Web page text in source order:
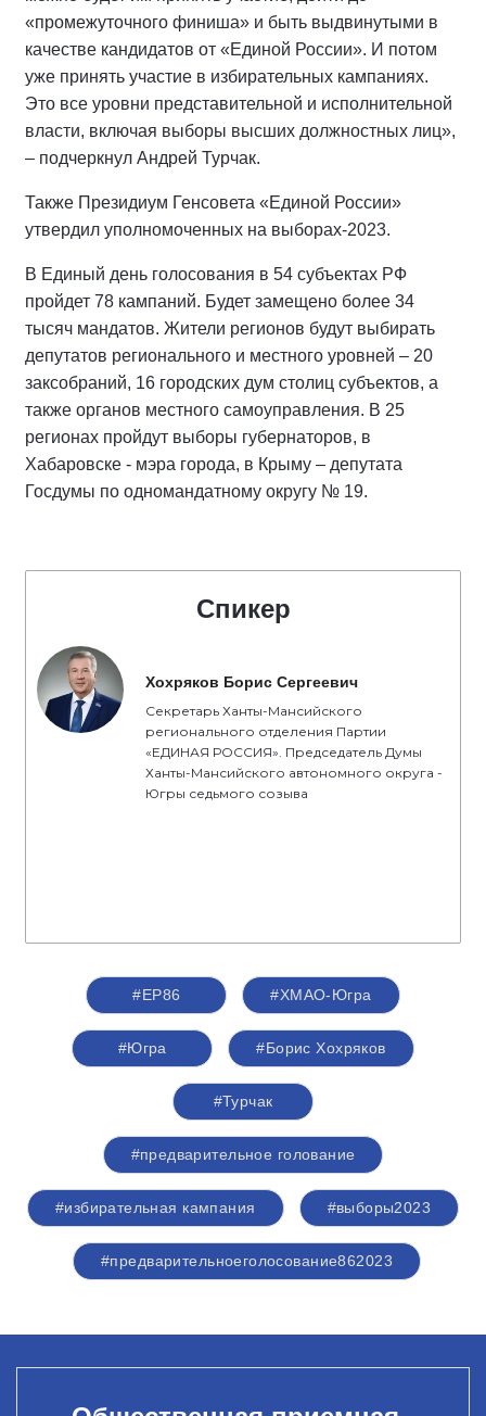
«промежуточного финиша» и быть выдвинутыми в
качестве кандидатов от «Единой России». И потом
уже принять участие в избирательных кампаниях.
Это все уровни представительной и исполнительной
власти, включая выборы высших должностных лиц»,
– подчеркнул Андрей Турчак.
Также Президиум Генсовета «Единой России»
утвердил уполномоченных на выборах-2023.
В Единый день голосования в 54 субъектах РФ
пройдет 78 кампаний. Будет замещено более 34
тысяч мандатов. Жители регионов будут выбирать
депутатов регионального и местного уровней – 20
заксобраний, 16 городских дум столиц субъектов, а
также органов местного самоуправления. В 25
регионах пройдут выборы губернаторов, в
Хабаровске - мэра города, в Крыму – депутата
Госдумы по одномандатному округу № 19.
Спикер
Хохряков Борис Сергеевич
Секретарь Ханты-Мансийского
регионального отделения Партии
«ЕДИНАЯ РОССИЯ». Председатель Думы
Ханты-Мансийского автономного округа -
Югры седьмого созыва
#ЕР86 #ХМАО-Югра
#Югра #Борис Хохряков
#Турчак
#предварительное голование
#избирательная кампания #выборы2023
#предварительноеголосование862023